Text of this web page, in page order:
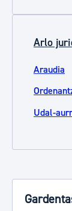
Arlo
Araudia
Udal-